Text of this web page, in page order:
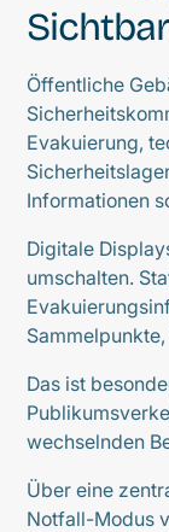
Öffentliche
Evakuierung,
Informationen
Digitale
umschalten.
Das ist
wechselnden
Über eine
Notfall-Modus